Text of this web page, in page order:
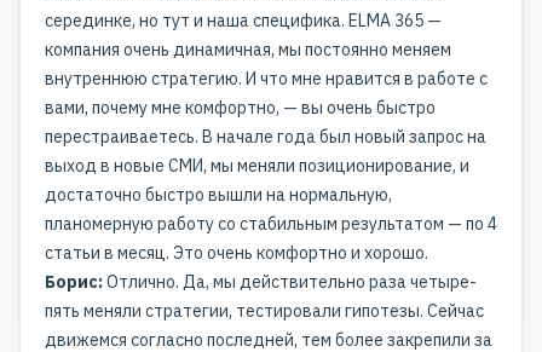
серединке, но тут и наша специфика. ELMA 365 —
компания очень динамичная, мы постоянно меняем
внутреннюю стратегию. И что мне нравится в работе с
вами, почему мне комфортно, — вы очень быстро
перестраиваетесь. В начале года был новый запрос на
выход в новые СМИ, мы меняли позиционирование, и
достаточно быстро вышли на нормальную,
планомерную работу со стабильным результатом — по 4
статьи в месяц. Это очень комфортно и хорошо.
Борис:Отлично. Да, мы действительно раза четыре-
пять меняли стратегии, тестировали гипотезы. Сейчас
движемся согласно последней, тем более закрепили за